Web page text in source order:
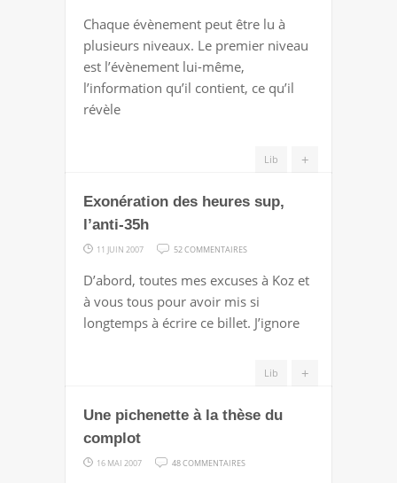
SECRET
LE
GARDÉ
Chaque évènement peut être lu à
plusieurs niveaux. Le premier niveau
est l’évènement lui-même,
l’information qu’il contient, ce qu’il
révèle
+
Lib
Exonération des heures sup,
l’anti-35h
11 JUIN 2007 52 COMMENTAIRES
DES
HEURES
SUP,
D’abord, toutes mes excuses à Koz et
à vous tous pour avoir mis si
longtemps à écrire ce billet. J’ignore
+
Lib
Une pichenette à la thèse du
complot
16 MAI 2007 48 COMMENTAIRES